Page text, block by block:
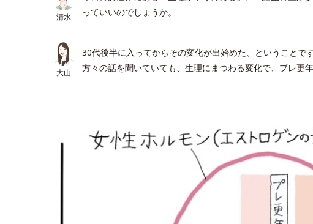
清水
っていいのでしょうか。
大山
30代後半に入ってからその変化が出始めた、ということで
方々の話を聞いていても、生理にまつわる変化で、プレ更